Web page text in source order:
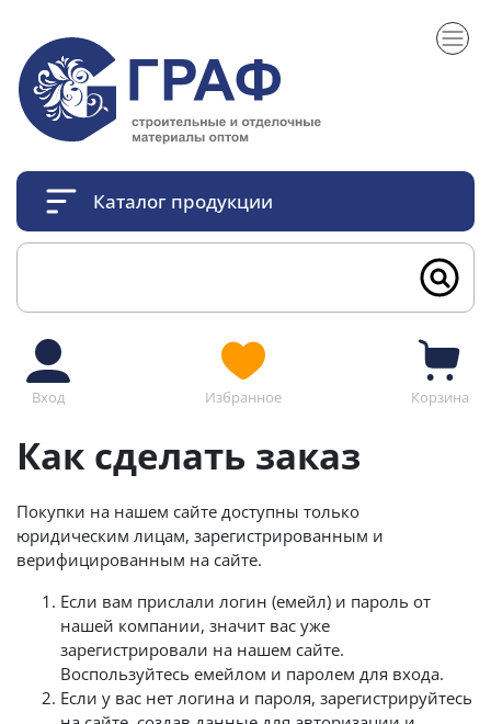
Каталог продукции
Вход Избранное Корзина
Как сделать заказ
Покупки на нашем сайте доступны только
юридическим лицам, зарегистрированным и
верифицированным на сайте.
Если вам прислали логин (емейл) и пароль от
нашей компании, значит вас уже
зарегистрировали на нашем сайте.
Воспользуйтесь емейлом и паролем для входа.
Если у вас нет логина и пароля, зарегистрируйтесь